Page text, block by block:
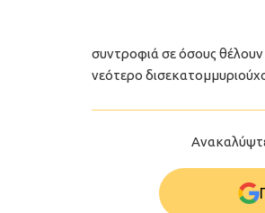
συντροφιά σε όσους
νεότερο